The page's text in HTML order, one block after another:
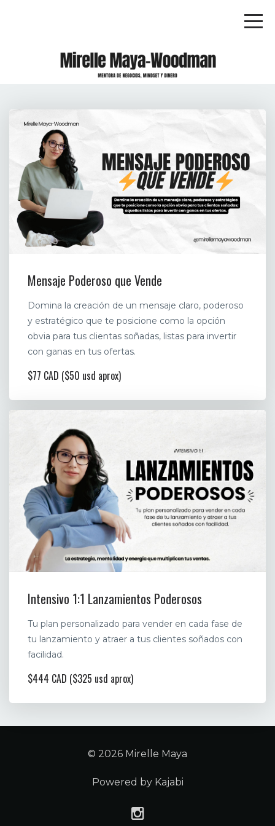
Mensaje Poderoso que Vende
Domina la creación de un mensaje claro, poderoso
y estratégico que te posicione como la opción
obvia para tus clientas soñadas, listas para invertir
con ganas en tus ofertas.
$77 CAD ($50 usd aprox)
Intensivo 1:1 Lanzamientos Poderosos
Tu plan personalizado para vender en cada fase de
tu lanzamiento y atraer a tus clientes soñados con
facilidad.
$444 CAD ($325 usd aprox)
© 2026 Mirelle Maya
Powered by Kajabi